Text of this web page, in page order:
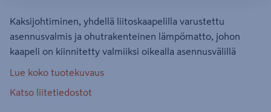
Kaksijohtiminen, yhdellä liitoskaapelilla varustettu
asennusvalmis ja ohutrakenteinen lämpömatto, johon
kaapeli on kiinnitetty valmiiksi oikealla asennusvälillä
Lue koko tuotekuvaus
Katso liitetiedostot